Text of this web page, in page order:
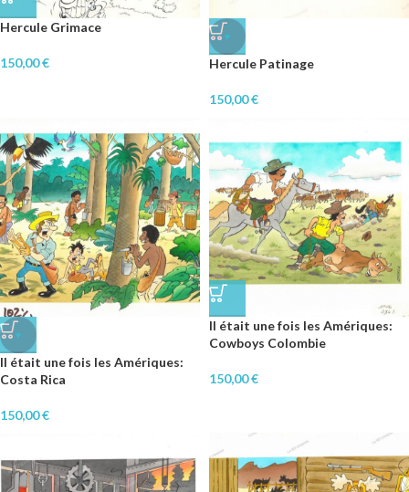
Hercule Grimace
150,00€
♥
Hercule Patinage
150,00€
♥
Il était une fois les Amériques:
Costa Rica
150,00€
Il était une fois les Amériques:
Cowboys Colombie
150,00€